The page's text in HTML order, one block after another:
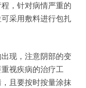
，针对病情严重的
采用敷料进行包扎
现，注意阴部的变
视疾病的治疗工
且要按时按量涂抹